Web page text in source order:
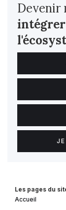
Devenir
Les pages du
Accueil